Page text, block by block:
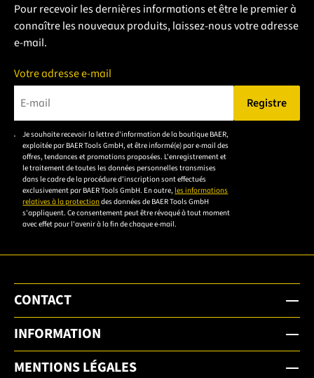
Pour recevoir les dernières informations et être le premier à
connaître les nouveaux produits, laissez-nous votre adresse
e-mail.
Votre adresse e-mail
Veuillez saisir une adresse e-mail valide.
Registre
Je souhaite recevoir la lettre d'information de la boutique BAER,
exploitée par BAER Tools GmbH, et être informé(e) par e-mail des
offres, tendances et promotions proposées. L'enregistrement et
le traitement de toutes les données personnelles transmises
dans le cadre de la procédure d'inscription sont effectués
exclusivement par BAER Tools GmbH. En outre, les informations
relatives à la protectiondes données de BAER Tools GmbH
s'appliquent. Ce consentement peut être révoqué à tout moment
avec effet pour l'avenir à la fin de chaque e-mail.
CONTACT
INFORMATION
MENTIONS LÉGALES